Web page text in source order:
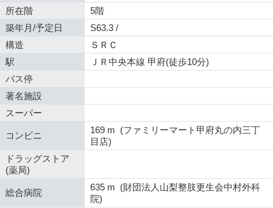
所在階
5階
築年月/予定日
S63.3 /
構造
ＳＲＣ
駅
ＪＲ中央本線 甲府(徒歩10分)
バス停
著名施設
スーパー
コンビニ
169 m (ファミリーマート甲府丸の内三丁
目店)
ドラッグストア
(薬局)
総合病院
635 m (財団法人山梨整肢更生会中村外科
院)